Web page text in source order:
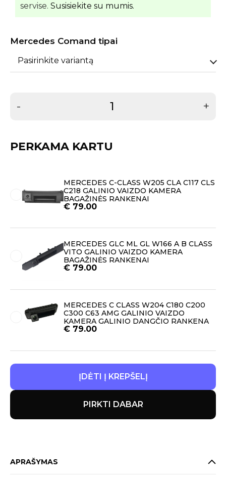
servise. Susisiekite su mumis.
Mercedes Comand tipai
Pasirinkite variantą
- +
PERKAMA KARTU
MERCEDES C-CLASS W205 CLA C117 CLS
C218 GALINIO VAIZDO KAMERA
BAGAŽINĖS RANKENAI
€ 79.00
MERCEDES GLC ML GL W166 A B CLASS
VITO GALINIO VAIZDO KAMERA
BAGAŽINĖS RANKENAI
€ 79.00
MERCEDES C CLASS W204 C180 C200
C300 C63 AMG GALINIO VAIZDO
KAMERA GALINIO DANGČIO RANKENA
€ 79.00
ĮDĖTI Į KREPŠELĮ
PIRKTI DABAR
APRAŠYMAS